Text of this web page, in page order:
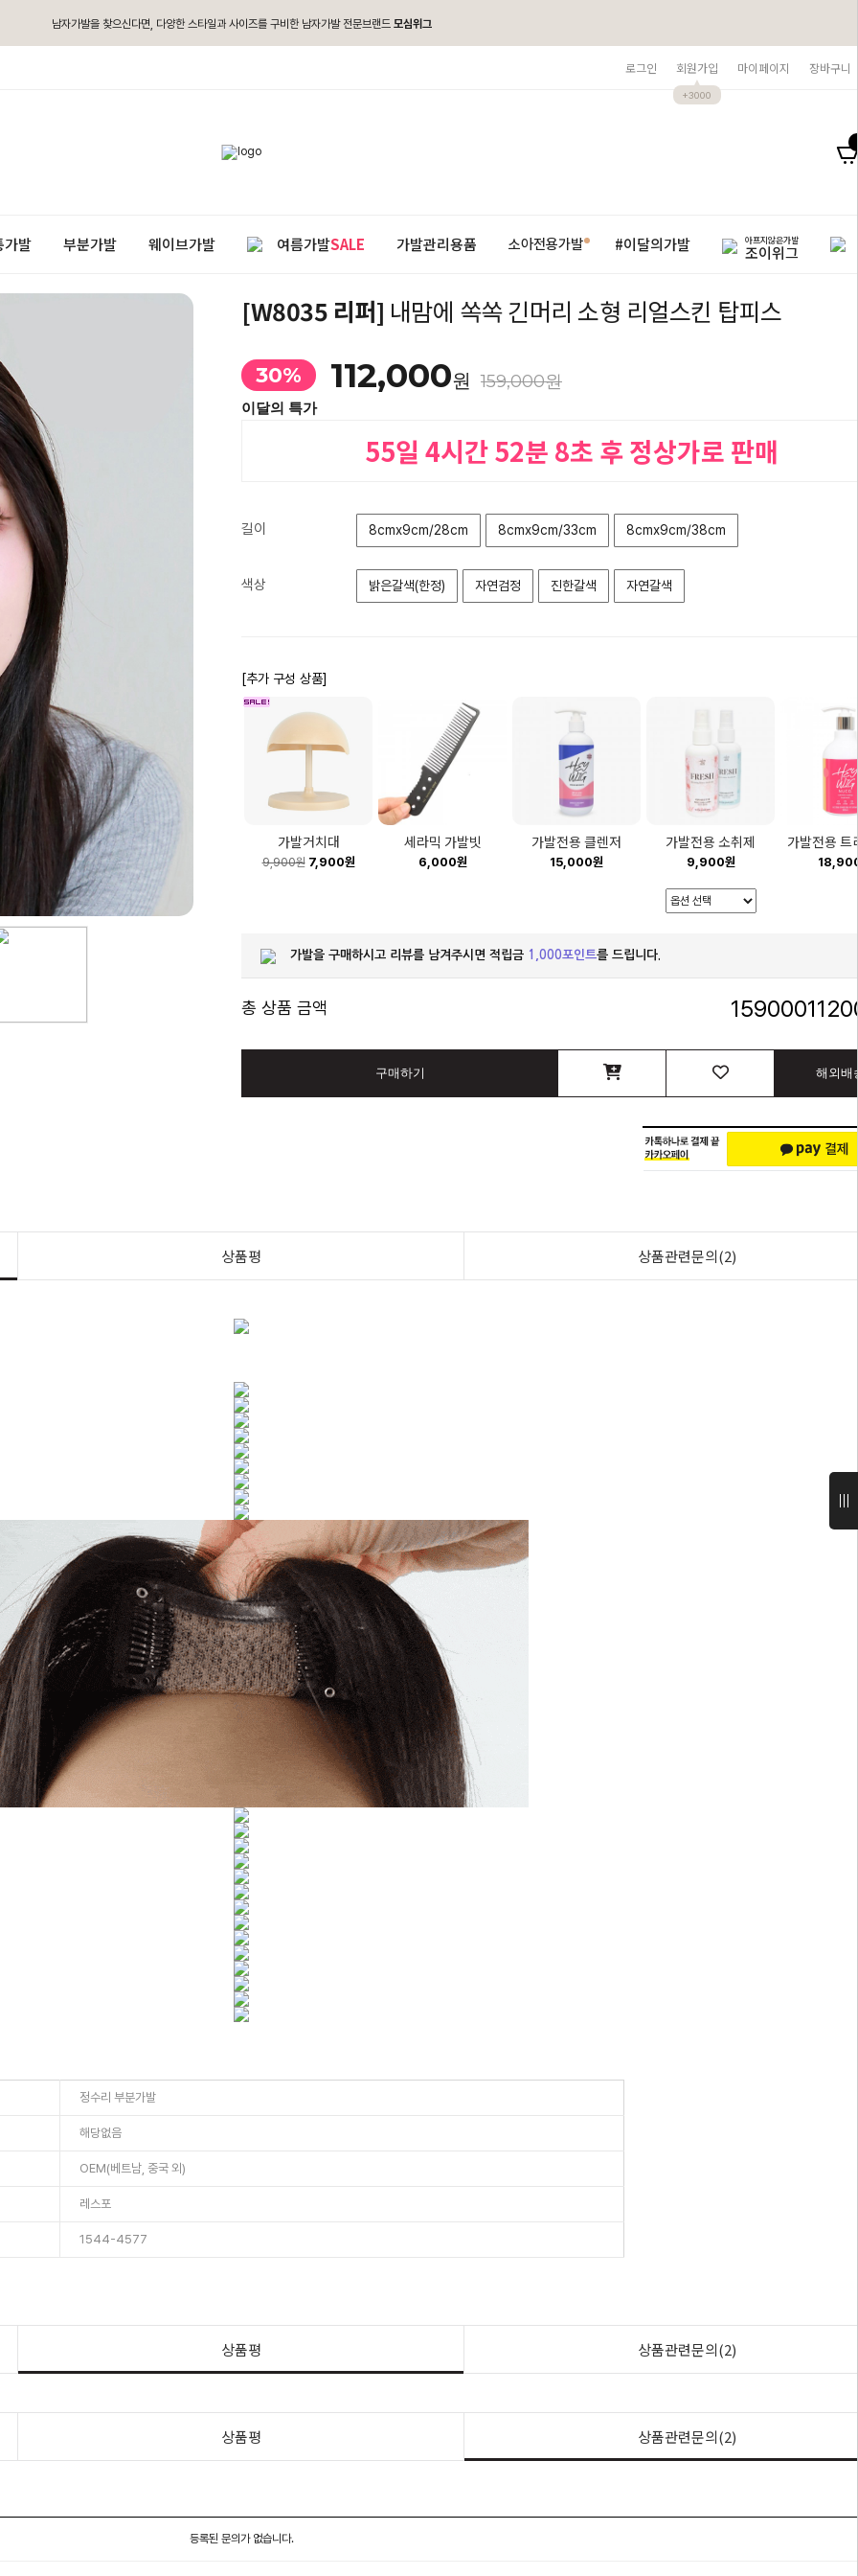
남자가발을 찾으신다면, 다양한 스타일과 사이즈를 구비한 남자가발 전문브랜드 모심위그
로그인 회원가입
+3000
마이페이지 장바구니
가발 부분가발 웨이브가발 여름가발SALE 가발관리용품 소아전용가발 #이달의가발 아프지않은가발
조이위그
[W8035 리퍼] 내맘에 쏙쏙 긴머리 소형 리얼스킨 탑피스
30% 112,000원 159,000원
이달의 특가
55일 4시간 52분 8초 후 정상가로 판매
길이 8cmx9cm/28cm 8cmx9cm/33cm 8cmx9cm/38cm
색상 밝은갈색(한정) 자연검정 진한갈색 자연갈색
[추가 구성 상품]
가발거치대
9,900원7,900원
세라믹 가발빗
6,000원
가발전용 클렌저
15,000원
가발전용 소취제
9,900원
가발전용 트
가발을 구매하시고 리뷰를 남겨주시면 적립금 1,000포인트를 드립니다.
총 상품 금액
구매하기 해외배
상품평 상품관련문의(2)
정수리 부분가발
해당없음
OEM(베트남, 중국 외)
레스포
1544-4577
상품평 상품관련문의(2)
상품평 상품관련문의(2)
등록된 문의가 없습니다.